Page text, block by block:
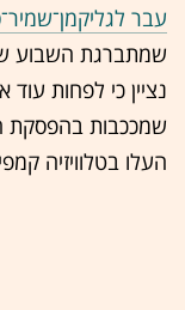
עבר
שמתברגת השבוע
נציין כי לפחות
שמככבות בהפסקת
העלו בטלוויזיה